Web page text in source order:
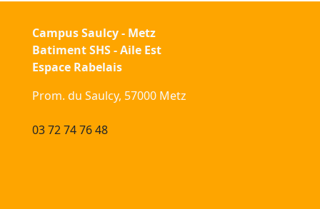
Campus Saulcy - Metz
Batiment SHS - Aile Est
Espace Rabelais
Prom. du Saulcy, 57000 Metz
03 72 74 76 48